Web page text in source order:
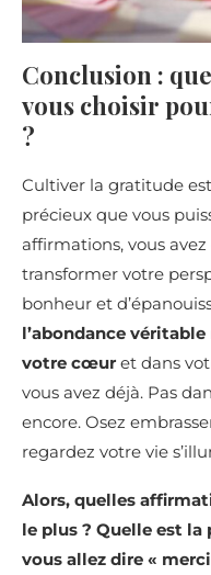
Conclusion :
vous choisir
?
Cultiver la gratitude
précieux que vous
affirmations, vous
transformer votre
bonheur et
l’abondance
votre cœur et dans
vous avez déjà. Pas
encore. Osez
regardez votre vie
Alors, quelles
le plus ? Quelle est
vous allez dire «